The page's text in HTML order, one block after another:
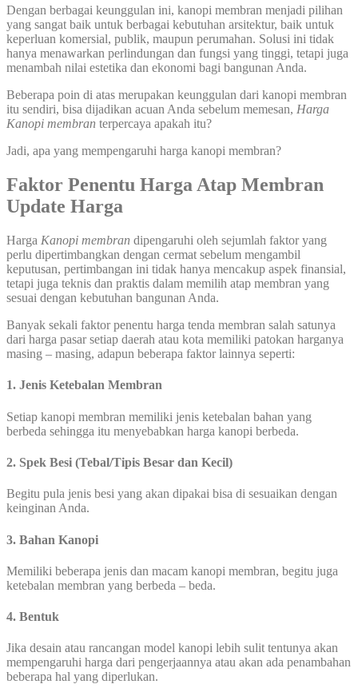
Dengan berbagai keunggulan ini, kanopi membran menjadi pilihan
yang sangat baik untuk berbagai kebutuhan arsitektur, baik untuk
keperluan komersial, publik, maupun perumahan. Solusi ini tidak
hanya menawarkan perlindungan dan fungsi yang tinggi, tetapi juga
menambah nilai estetika dan ekonomi bagi bangunan Anda.
Beberapa poin di atas merupakan keunggulan dari kanopi membran
itu sendiri, bisa dijadikan acuan Anda sebelum memesan, Harga
Kanopi membran terpercaya apakah itu?
Jadi, apa yang mempengaruhi harga kanopi membran?
Faktor Penentu Harga Atap Membran
Update Harga
Harga Kanopi membran dipengaruhi oleh sejumlah faktor yang
perlu dipertimbangkan dengan cermat sebelum mengambil
keputusan, pertimbangan ini tidak hanya mencakup aspek finansial,
tetapi juga teknis dan praktis dalam memilih atap membran yang
sesuai dengan kebutuhan bangunan Anda.
Banyak sekali faktor penentu harga tenda membran salah satunya
dari harga pasar setiap daerah atau kota memiliki patokan harganya
masing – masing, adapun beberapa faktor lainnya seperti:
1. Jenis Ketebalan Membran
Setiap kanopi membran memiliki jenis ketebalan bahan yang
berbeda sehingga itu menyebabkan harga kanopi berbeda.
2. Spek Besi (Tebal/Tipis Besar dan Kecil)
Begitu pula jenis besi yang akan dipakai bisa di sesuaikan dengan
keinginan Anda.
3. Bahan Kanopi
Memiliki beberapa jenis dan macam kanopi membran, begitu juga
ketebalan membran yang berbeda – beda.
4. Bentuk
Jika desain atau rancangan model kanopi lebih sulit tentunya akan
mempengaruhi harga dari pengerjaannya atau akan ada penambahan
beberapa hal yang diperlukan.